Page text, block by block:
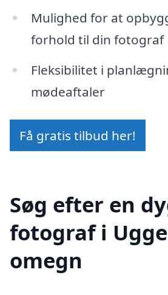
Mulighed for at
forhold til din fotograf
Fleksibilitet i
mødeaftaler
Få gratis tilbud her!
Søg efter en
fotograf i
omegn